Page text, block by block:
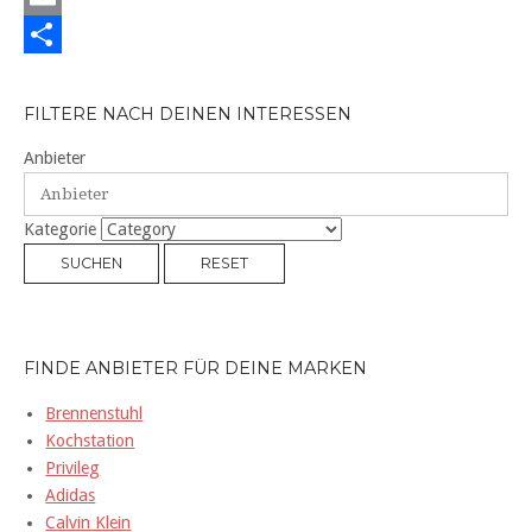
e
o
o
t
e
h
t
s
p
E
a
e
e
FILTERE NACH DEINEN INTERESSEN
Anbieter
Kategorie
SUCHEN RESET
FINDE ANBIETER FÜR DEINE MARKEN
Brennenstuhl
Kochstation
Privileg
Adidas
Calvin Klein